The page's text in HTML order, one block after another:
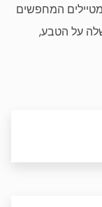
המחפשים
על הטבע,